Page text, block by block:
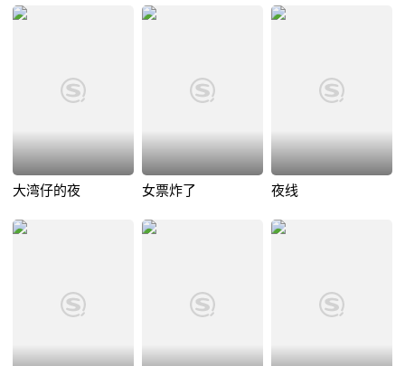
大湾仔的夜 女票炸了 夜线